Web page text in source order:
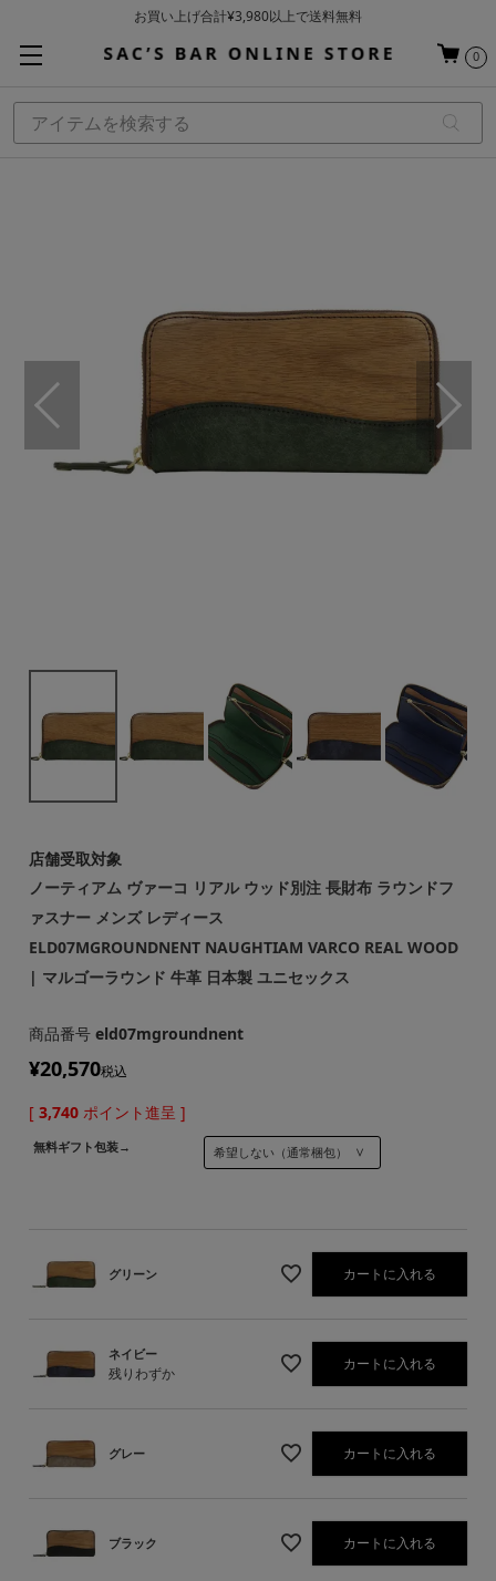
お買い上げ合計¥3,980以上で送料無料
当日～翌営業日を目安に順次発送（一部お取り寄せ商品を除く）
0
店舗受取対象
ノーティアム ヴァーコ リアル ウッド別注 長財布 ラウンドフ
ァスナー メンズ レディース
ELD07MGROUNDNENT NAUGHTIAM VARCO REAL WOOD
| マルゴーラウンド 牛革 日本製 ユニセックス
商品番号 eld07mgroundnent
¥20,570税込
[ 3,740 ポイント進呈 ]
無料ギフト包装→
グリーン カートに入れる
ネイビー
残りわずか
カートに入れる
グレー カートに入れる
ブラック カートに入れる